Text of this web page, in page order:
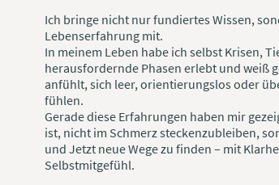
Ich bringe nicht nur fundiertes Wissen,
Lebenserfahrung mit.
In meinem Leben habe ich selbst Krisen,
herausfordernde Phasen erlebt und weiß
anfühlt, sich leer, orientierungslos oder
fühlen.
Gerade diese Erfahrungen haben mir
ist, nicht im Schmerz steckenzubleiben,
und Jetzt neue Wege zu finden – mit
Selbstmitgefühl.